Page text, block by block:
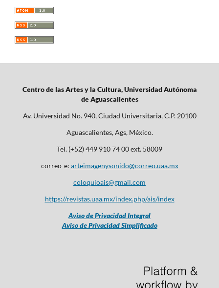
Centro de las Artes y la Cultura, Universidad Autónoma
de Aguascalientes
Av. Universidad No. 940, Ciudad Universitaria, C.P. 20100
Aguascalientes, Ags, México.
Tel. (+52) 449 910 74 00 ext. 58009
correo-e: arteimagenysonido@correo.uaa.mx
coloquioais@gmail.com
https://revistas.uaa.mx/index.php/ais/index
Aviso de Privacidad Integral
Aviso de Privacidad Simplificado